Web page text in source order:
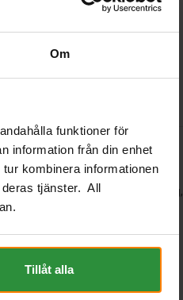
Om
funktioner för
information från din enhet
kombinera informationen
deras tjänster. All
Tillåt alla
BMS skyddar mot överladdning,